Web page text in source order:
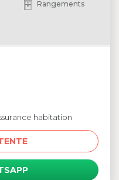
Rangements
habitation